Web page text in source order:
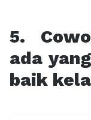
5.
ada
baik